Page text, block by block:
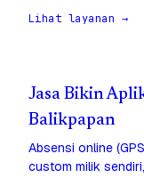
Lihat layanan →
Jasa Bikin
Balikpapan
Absensi online
custom milik